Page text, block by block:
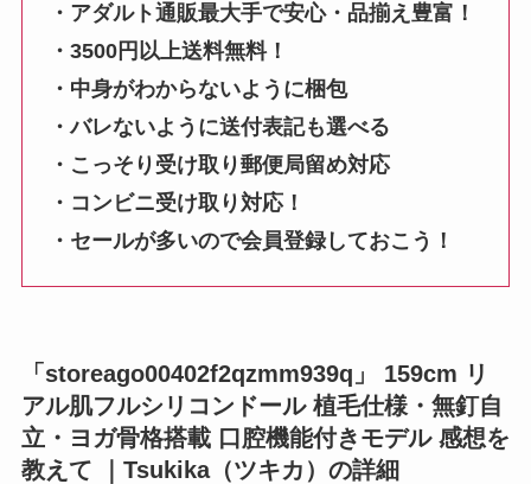
・アダルト通販最大手で安心・品揃え豊富！
・3500円以上送料無料！
・中身がわからないように梱包
・バレないように送付表記も選べる
・こっそり受け取り郵便局留め対応
・コンビニ受け取り対応！
・セールが多いので会員登録しておこう！
「storeago00402f2qzmm939q」 159cm リ
アル肌フルシリコンドール 植毛仕様・無釘自
立・ヨガ骨格搭載 口腔機能付きモデル 感想を
教えて ｜Tsukika（ツキカ）の詳細